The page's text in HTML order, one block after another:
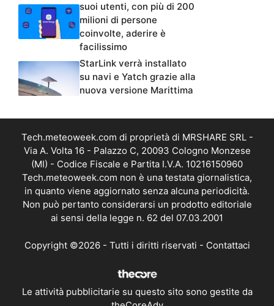
suoi utenti, con più di 200
milioni di persone
coinvolte, aderire è
facilissimo
StarLink verrà installato
su navi e Yatch grazie alla
nuova versione Marittima
Tech.meteoweek.com di proprietà di MRSHARE SRL -
Via A. Volta 16 - Palazzo C, 20093 Cologno Monzese
(MI) - Codice Fiscale e Partita I.V.A. 10216150960
Tech.meteoweek.com non è una testata giornalistica,
in quanto viene aggiornato senza alcuna periodicità.
Non può pertanto considerarsi un prodotto editoriale
ai sensi della legge n. 62 del 07.03.2001
Copyright ©2026 - Tutti i diritti riservati - Contattaci
Le attività pubblicitarie su questo sito sono gestite da